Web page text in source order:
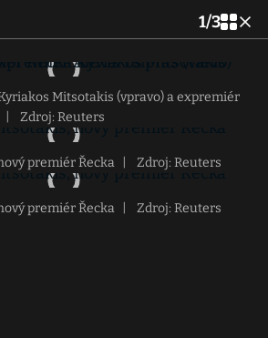
1/3
Mitsotakis (vpravo) a expremiér
Zdroj: Reuters
premiér Řecka Zdroj: Reuters
premiér Řecka Zdroj: Reuters